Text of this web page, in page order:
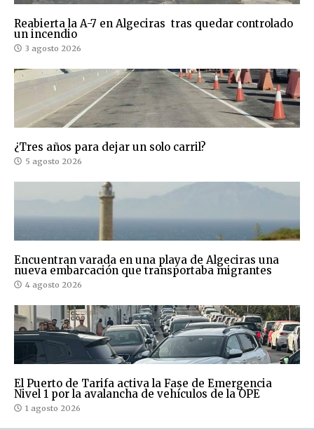
Reabierta la A-7 en Algeciras tras quedar controlado
un incendio
3 agosto 2026
¿Tres años para dejar un solo carril?
5 agosto 2026
Encuentran varada en una playa de Algeciras una
nueva embarcación que transportaba migrantes
4 agosto 2026
El Puerto de Tarifa activa la Fase de Emergencia
Nivel 1 por la avalancha de vehículos de la OPE
1 agosto 2026